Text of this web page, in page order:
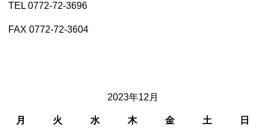
TEL 0772-72-3696
FAX 0772-72-3604
2023年12月
月 火 水 木 金 土
日